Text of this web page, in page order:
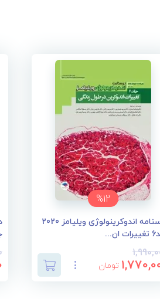
%12
درسنامه اندوکرینولوژی ویلیامز 2020
تومان